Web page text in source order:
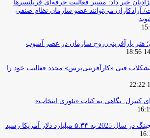
خبر داد: مسیر فعالیت حرفه‌ای فریلنسرها
می‌توانند عضو سازمان نظام صنفی
هنر بازآفرینی روح سازمان در عصر آشوب
مشکلات فنی «کارآفرینی‌پرس» مجدد فعالیت خود را
کنترل: نگاهی به کتاب «تئوری انتخاب»
میلیارد دلار آمریکا رسید